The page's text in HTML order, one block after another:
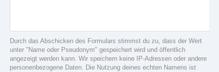
Durch das Abschicken des Formulars stimmst du zu, dass der Wert
unter "Name oder Pseudonym" gespeichert wird und öffentlich
angezeigt werden kann. Wir speichern keine IP-Adressen oder andere
personenbezogene Daten. Die Nutzung deines echten Namens ist